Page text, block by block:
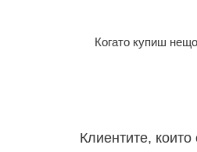
Когато купиш
Клиентите,